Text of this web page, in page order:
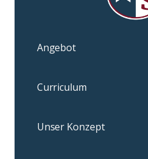
Angebot
Curriculum
Unser Konzept